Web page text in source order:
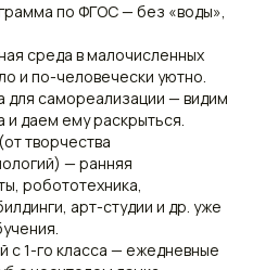
по ФГОС — без «воды»,
среда в малочисленных
и по-человечески уютно.
для самореализации — видим
и даем ему раскрыться.
творчества
— ранняя
робототехника,
арт-студии и др. уже
с 1-го класса — ежедневные